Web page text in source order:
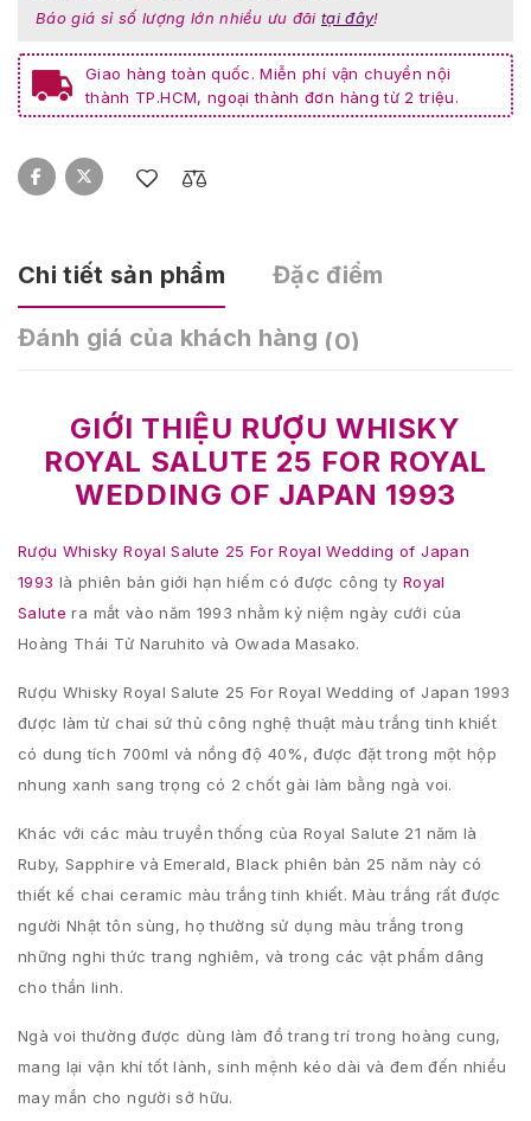
Báo giá sỉ số lượng lớn nhiều ưu đãi tại đây!
Giao hàng toàn quốc. Miễn phí vận chuyển nội
thành TP.HCM, ngoại thành đơn hàng từ 2 triệu.
Chi tiết sản phẩm Đặc điểm
Đánh giá của khách hàng (0)
GIỚI THIỆU RƯỢU WHISKY
ROYAL SALUTE 25 FOR ROYAL
WEDDING OF JAPAN 1993
Rượu Whisky Royal Salute 25 For Royal Wedding of Japan
1993 là phiên bản giới hạn hiếm có được công ty Royal
Salute ra mắt vào năm 1993 nhằm kỷ niệm ngày cưới của
Hoàng Thái Tử Naruhito và Owada Masako.
Rượu Whisky Royal Salute 25 For Royal Wedding of Japan 1993
được làm từ chai sứ thủ công nghệ thuật màu trắng tinh khiết
có dung tích 700ml và nồng độ 40%, được đặt trong một hộp
nhung xanh sang trọng có 2 chốt gài làm bằng ngà voi.
Khác với các màu truyền thống của Royal Salute 21 năm là
Ruby, Sapphire và Emerald, Black phiên bản 25 năm này có
thiết kế chai ceramic màu trắng tinh khiết. Màu trắng rất được
người Nhật tôn sùng, họ thường sử dụng màu trắng trong
những nghi thức trang nghiêm, và trong các vật phẩm dâng
cho thần linh.
Ngà voi thường được dùng làm đồ trang trí trong hoàng cung,
mang lại vận khí tốt lành, sinh mệnh kéo dài và đem đến nhiều
may mắn cho người sở hữu.